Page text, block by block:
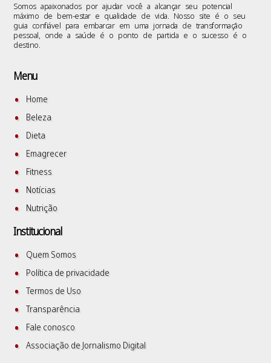
Somos apaixonados por ajudar você a alcançar seu potencial
máximo de bem-estar e qualidade de vida. Nosso site é o seu
guia confiável para embarcar em uma jornada de transformação
pessoal, onde a saúde é o ponto de partida e o sucesso é o
destino.
Menu
Home
Beleza
Dieta
Emagrecer
Fitness
Notícias
Nutrição
Institucional
Quem Somos
Política de privacidade
Termos de Uso
Transparência
Fale conosco
Associação de Jornalismo Digital